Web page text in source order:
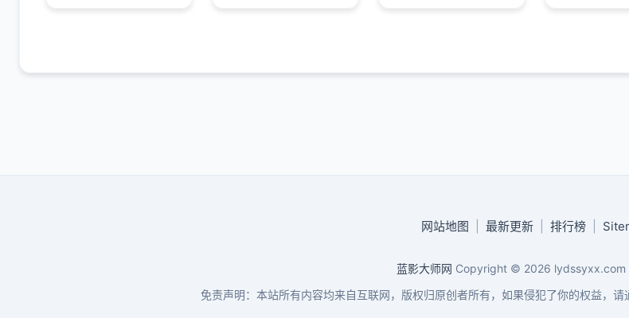
网站地图 最新更新 排行榜
蓝影大师网 Copyright © 2026 lydssyxx.com
免责声明：本站所有内容均来自互联网，版权归原创者所有，如果侵犯了你的权益，请